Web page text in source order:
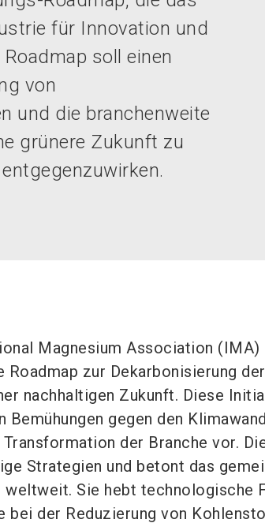
für Innovation und
soll einen
von
und die branchenweite
grünere Zukunft zu
Magnesium Association
Roadmap zur Dekarbonisierung
nachhaltigen Zukunft. Diese
Bemühungen gegen den
der Branche vor.
Strategien und betont das
weltweit. Sie hebt technologische
bei der Reduzierung von